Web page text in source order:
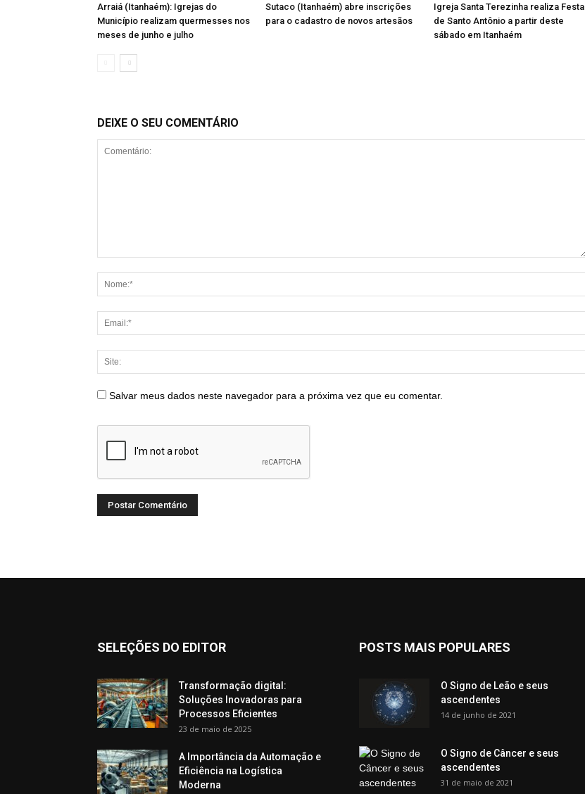
Arraiá (Itanhaém): Igrejas do
Município realizam quermesses nos
meses de junho e julho
Sutaco (Itanhaém) abre inscrições
para o cadastro de novos artesãos
Igreja Santa Terezinha realiza Festa
de Santo Antônio a partir deste
sábado em Itanhaém
DEIXE O SEU COMENTÁRIO
Salvar meus dados neste navegador para a próxima vez que eu comentar.
SELEÇÕES DO EDITOR
Transformação digital:
Soluções Inovadoras para
Processos Eficientes
23 de maio de 2025
A Importância da Automação e
Eficiência na Logística
Moderna
POSTS MAIS POPULARES
O Signo de Leão e seus
ascendentes
14 de junho de 2021
O Signo de Câncer e seus
ascendentes
31 de maio de 2021